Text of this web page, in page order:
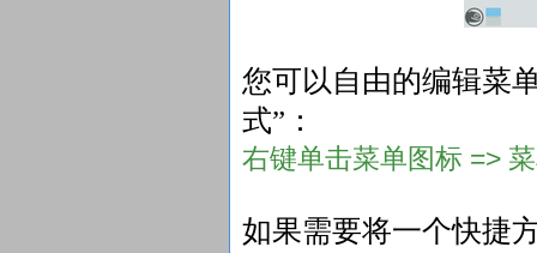
您可以自由的编辑菜
式”：
右键单击菜单图标 =>
如果需要将一个快捷